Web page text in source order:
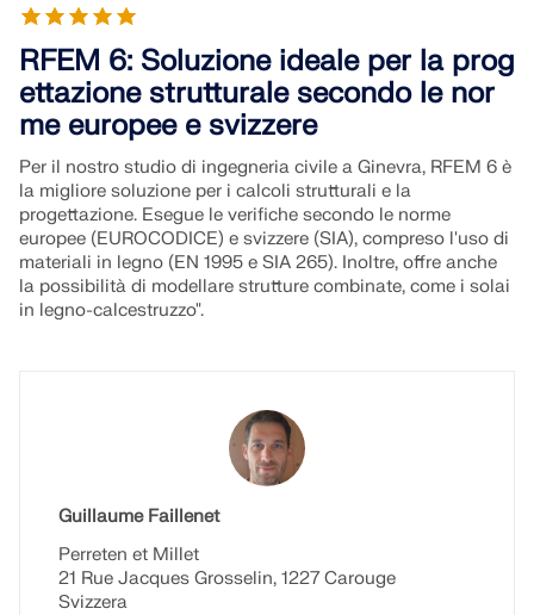
RFEM 6: Soluzione ideale per la prog
ettazione strutturale secondo le nor
me europee e svizzere
Per il nostro studio di ingegneria civile a Ginevra, RFEM 6 è
la migliore soluzione per i calcoli strutturali e la
progettazione. Esegue le verifiche secondo le norme
europee (EUROCODICE) e svizzere (SIA), compreso l'uso di
materiali in legno (EN 1995 e SIA 265). Inoltre, offre anche
la possibilità di modellare strutture combinate, come i solai
in legno-calcestruzzo".
Guillaume Faillenet
Perreten et Millet
21 Rue Jacques Grosselin, 1227 Carouge
Svizzera